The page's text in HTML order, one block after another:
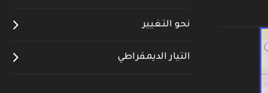
نحو التغيير
التيار الديمقراطي